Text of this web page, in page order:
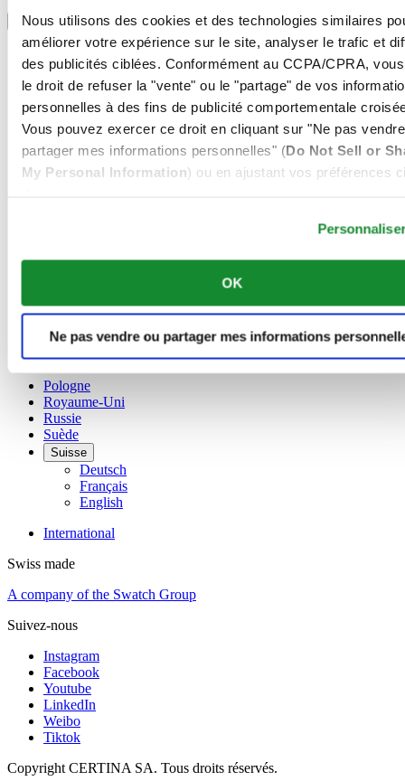
Nous utilisons des cookies et des technologies similaires
améliorer votre expérience sur le site, analyser le trafic et
des publicités ciblées. Conformément au CCPA/CPRA,
le droit de refuser la "vente" ou le "partage" de vos
personnelles à des fins de publicité comportementale
Vous pouvez exercer ce droit en cliquant sur "Ne pas
partager mes informations personnelles" (Do Not Sell or
My Personal Information) ou en ajustant vos préférences
OK
Ne pas vendre ou partager mes informations
Sélecteur de langue
Autriche
Belgique
Dutch
Chine
English
简体中文
English
Norvège
Pays-Bas
Pologne
Royaume-Uni
Russie
Suède
Suisse
Deutsch
Français
English
International
Swiss made
A company of the Swatch Group
Suivez-nous
Instagram
Facebook
Youtube
LinkedIn
Weibo
Tiktok
Copyright CERTINA SA. Tous droits réservés.